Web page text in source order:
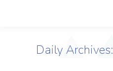
Daily Archives: